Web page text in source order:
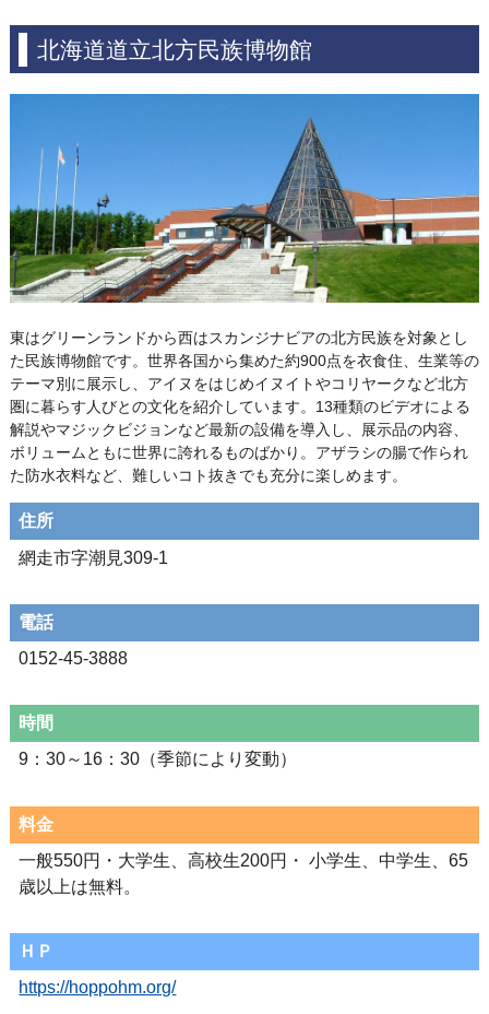
北海道道立北方民族博物館
東はグリーンランドから西はスカンジナビアの北方民族を対象とし
た民族博物館です。世界各国から集めた約900点を衣食住、生業等の
テーマ別に展示し、アイヌをはじめイヌイトやコリヤークなど北方
圏に暮らす人びとの文化を紹介しています。13種類のビデオによる
解説やマジックビジョンなど最新の設備を導入し、展示品の内容、
ボリュームともに世界に誇れるものばかり。アザラシの腸で作られ
た防水衣料など、難しいコト抜きでも充分に楽しめます。
住所
網走市字潮見309-1
電話
0152-45-3888
時間
9：30～16：30（季節により変動）
料金
一般550円・大学生、高校生200円・ 小学生、中学生、65
歳以上は無料。
ＨＰ
https://hoppohm.org/